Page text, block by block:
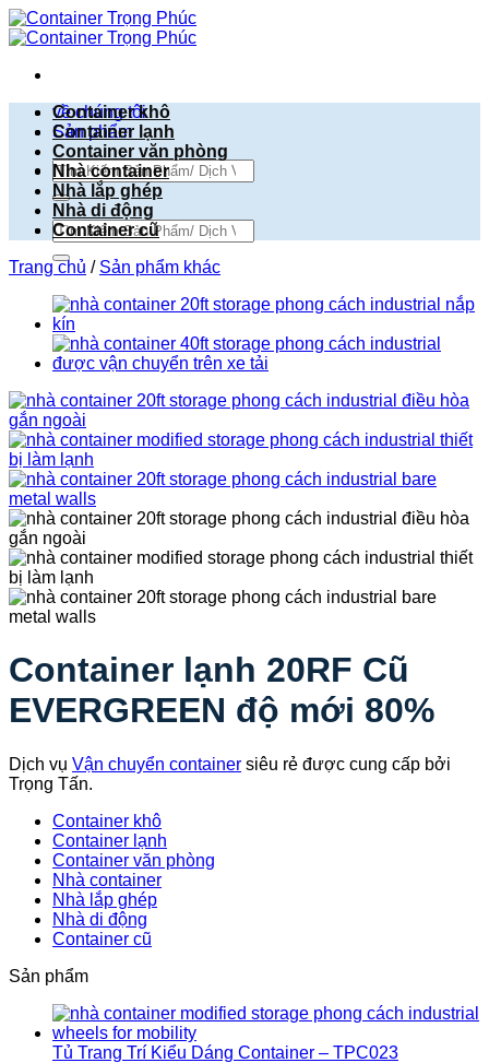
Bỏ
qua
dung
về chúng tôi
Sản phẩm
Tìm
kiếm:
Tìm
kiếm:
Container khô
Container lạnh
Container văn phòng
Nhà container
Nhà lắp ghép
Nhà di động
Container cũ
Trang chủ / Sản phẩm khác
Container lạnh 20RF Cũ
EVERGREEN độ mới 80%
Dịch vụ Vận chuyển container siêu rẻ được cung cấp bởi
Trọng Tấn.
Container khô
Container lạnh
Container văn phòng
Nhà container
Nhà lắp ghép
Nhà di động
Container cũ
Sản phẩm
Tủ Trang Trí Kiểu Dáng Container – TPC023